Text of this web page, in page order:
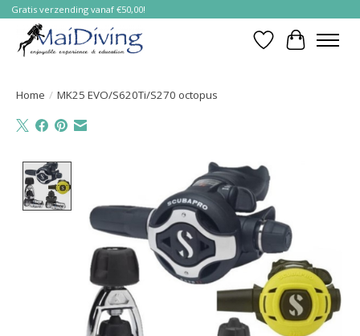
Gratis verzending vanaf €50,00!
Verlanglijst
Home / MK25 EVO/S620Ti/S270 octopus
Product image slideshow Items